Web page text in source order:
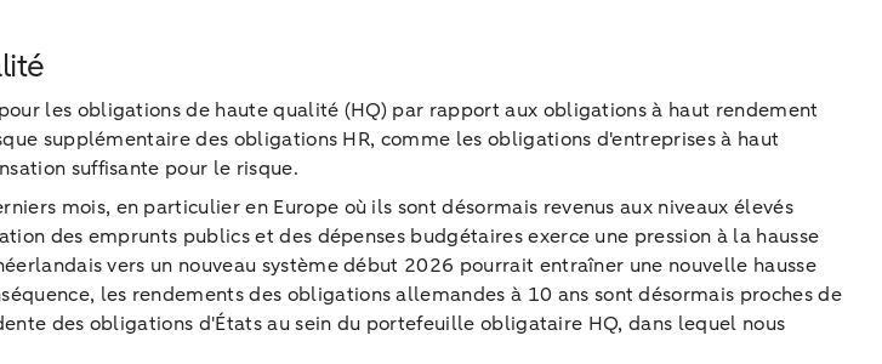
les obligations de haute qualité (HQ) par rapport aux obligations à haut rendement
supplémentaire des obligations HR, comme les obligations d'entreprises à haut
suffisante pour le risque.
mois, en particulier en Europe où ils sont désormais revenus aux niveaux élevés
des emprunts publics et des dépenses budgétaires exerce une pression à la hausse
vers un nouveau système début 2026 pourrait entraîner une nouvelle hausse
les rendements des obligations allemandes à 10 ans sont désormais proches de
des obligations d'États au sein du portefeuille obligataire HQ, dans lequel nous